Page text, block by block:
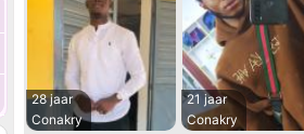
28 jaar
Conakry
21 jaar
Conakry